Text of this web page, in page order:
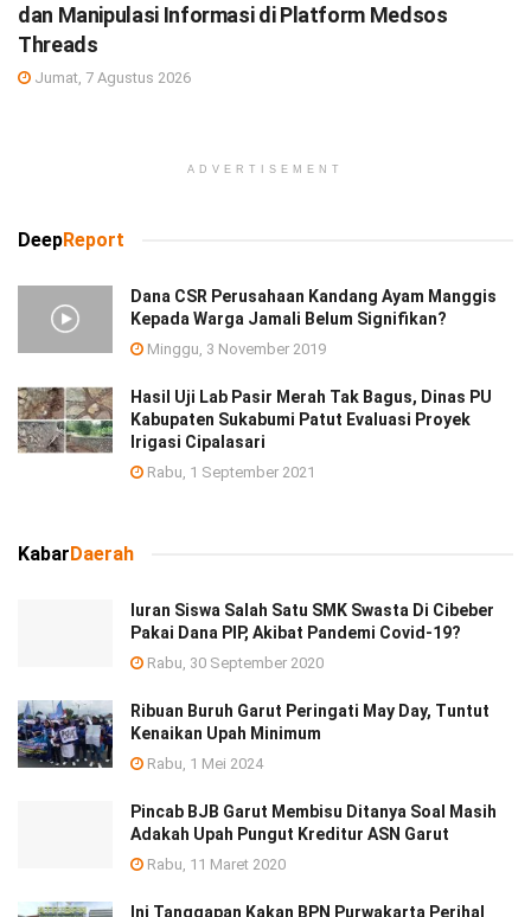
dan Manipulasi Informasi di Platform Medsos
Threads
Jumat, 7 Agustus 2026
ADVERTISEMENT
DeepReport
Dana CSR Perusahaan Kandang Ayam Manggis
Kepada Warga Jamali Belum Signifikan?
Minggu, 3 November 2019
Hasil Uji Lab Pasir Merah Tak Bagus, Dinas PU
Kabupaten Sukabumi Patut Evaluasi Proyek
Irigasi Cipalasari
Rabu, 1 September 2021
KabarDaerah
Iuran Siswa Salah Satu SMK Swasta Di Cibeber
Pakai Dana PIP, Akibat Pandemi Covid-19?
Rabu, 30 September 2020
Ribuan Buruh Garut Peringati May Day, Tuntut
Kenaikan Upah Minimum
Rabu, 1 Mei 2024
Pincab BJB Garut Membisu Ditanya Soal Masih
Adakah Upah Pungut Kreditur ASN Garut
Rabu, 11 Maret 2020
Ini Tanggapan Kakan BPN Purwakarta Perihal